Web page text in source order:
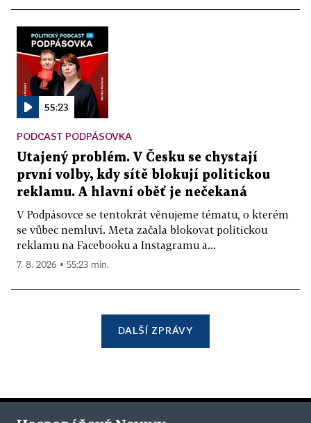
55:23
PODCAST PODPÁSOVKA
Utajený problém. V Česku se chystají
první volby, kdy sítě blokují politickou
reklamu. A hlavní oběť je nečekaná
V Podpásovce se tentokrát věnujeme tématu, o kterém
se vůbec nemluví. Meta začala blokovat politickou
reklamu na Facebooku a Instagramu a...
7. 8. 2026 ▪ 55:23 min.
DALŠÍ ZPRÁVY